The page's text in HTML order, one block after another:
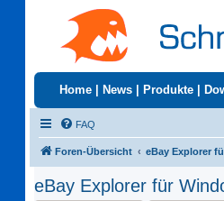
Home News Produkte
FAQ
Foren-Übersicht eBay Explorer
eBay Explorer für